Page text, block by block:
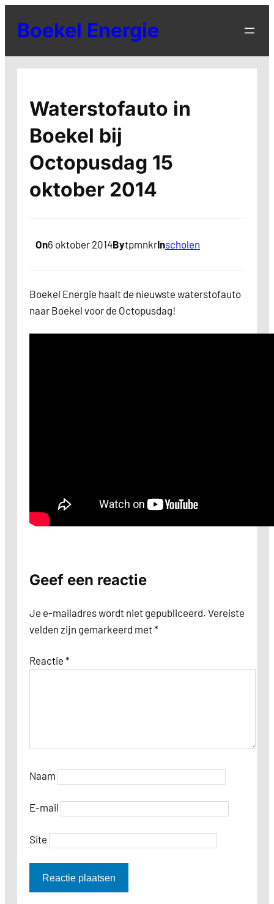
naarBoekel Energie
Waterstofauto in
Boekel bij
Octopusdag 15
oktober 2014
On6 oktober 2014BytpmnkrInscholen
Boekel Energie haalt de nieuwste waterstofauto
naar Boekel voor de Octopusdag!
Geef een reactie
Je e-mailadres wordt niet gepubliceerd. Vereiste
velden zijn gemarkeerd met*
Reactie *
Naam
E-mail
Site